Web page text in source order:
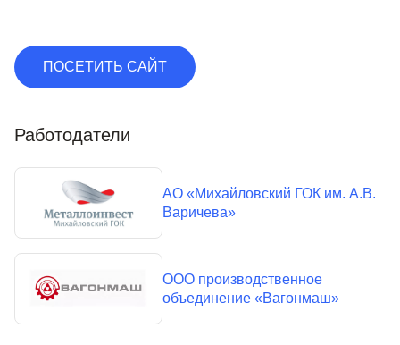
ПОСЕТИТЬ САЙТ
Работодатели
АО «Михайловский ГОК им. А.В.
Варичева»
ООО производственное
объединение «Вагонмаш»